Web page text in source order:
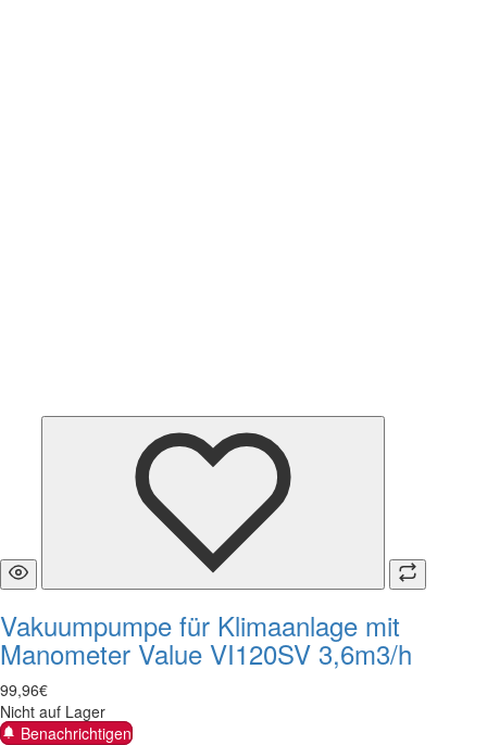
Vakuumpumpe für Klimaanlage mit
Manometer Value VI120SV 3,6m3/h
99,96€
Nicht auf Lager
Benachrichtigen